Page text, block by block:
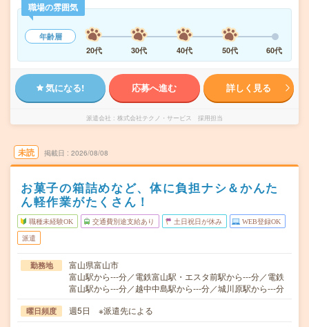
職場の雰囲気
年齢層
20代
30代 40代 50代 60代
気になる! 応募へ進む 詳しく見る
派遣会社 株式会社テクノ・サービス 採用担当
未読 掲載日 2026/08/08
お菓子の箱詰めなど、体に負担ナシ＆かんた
ん軽作業がたくさん！
職種未経験OK 交通費別途支給あり 土日祝日が休み WEB登録OK
派遣
勤務地
富山県富山市
富山駅から---分／電鉄富山駅・エスタ前駅から---分／電鉄
富山駅から---分／越中中島駅から---分／城川原駅から---分
曜日頻度 週5日 ※派遣先による